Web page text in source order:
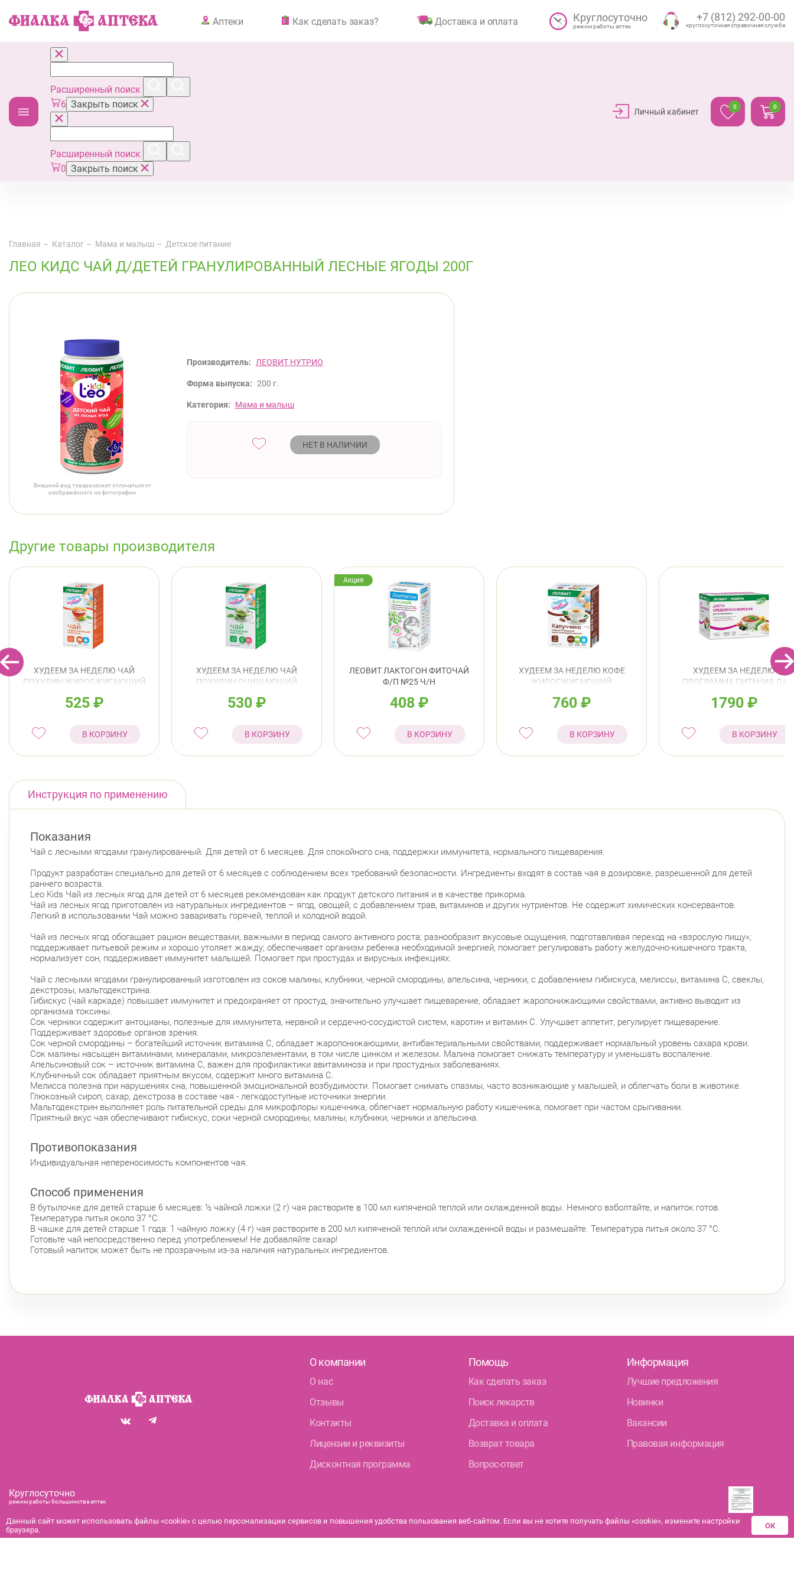
Аптеки Как сделать заказ? Доставка и оплата Круглосуточно
режим работы аптек
+7 (812) 292-00-00
круглосуточная справочная служба
Расширенный поиск
6 Закрыть поиск
Расширенный поиск
0 Закрыть поиск
Личный кабинет
0 0
Главная Каталог Мама и малыш Детское питание
ЛЕО КИДС ЧАЙ Д/ДЕТЕЙ ГРАНУЛИРОВАННЫЙ ЛЕСНЫЕ ЯГОДЫ 200Г
Внешний вид товара может отличаться от
изображённого на фотографии
Производитель: ЛЕОВИТ НУТРИО
Форма выпуска: 200 г.
Категория: Мама и малыш
НЕТ В НАЛИЧИИ
Другие товары производителя
ХУДЕЕМ ЗА НЕДЕЛЮ ЧАЙ
ПОХУДИН ЖИРОСЖИГАЮЩИЙ
525 ₽
В КОРЗИНУ
ХУДЕЕМ ЗА НЕДЕЛЮ ЧАЙ
ПОХУДИН ОЧИЩАЮЩИЙ
530 ₽
В КОРЗИНУ
Акция
ЛЕОВИТ ЛАКТОГОН ФИТОЧАЙ
Ф/П №25 Ч/Н
408 ₽
В КОРЗИНУ
ХУДЕЕМ ЗА НЕДЕЛЮ КОФЕ
ЖИРОСЖИГАЮЩИЙ
№7
760 ₽
В КОРЗИНУ
ХУДЕЕМ ЗА НЕДЕЛЮ
ПРОГРАММА ПИТАНИЯ Д/
СРЕДИЗЕМНОМОРСКОЕ
1790 ₽
В КОРЗИНУ
Инструкция по применению
Показания
Чай с лесными ягодами гранулированный. Для детей от 6 месяцев. Для спокойного сна, поддержки иммунитета, нормального пищеварения.
Продукт разработан специально для детей от 6 месяцев с соблюдением всех требований безопасности. Ингредиенты входят в состав чая в дозировке, разрешенной для детей
раннего возраста.
Leo Kids Чай из лесных ягод для детей от 6 месяцев рекомендован как продукт детского питания и в качестве прикорма.
Чай из лесных ягод приготовлен из натуральных ингредиентов – ягод, овощей, с добавлением трав, витаминов и других нутриентов. Не содержит химических консервантов.
Легкий в использовании Чай можно заваривать горячей, теплой и холодной водой.
Чай из лесных ягод обогащает рацион веществами, важными в период самого активного роста; разнообразит вкусовые ощущения, подготавливая переход на «взрослую пищу»;
поддерживает питьевой режим и хорошо утоляет жажду; обеспечивает организм ребенка необходимой энергией, помогает регулировать работу желудочно-кишечного тракта,
нормализует сон, поддерживает иммунитет малышей. Помогает при простудах и вирусных инфекциях.
Чай с лесными ягодами гранулированный изготовлен из соков малины, клубники, черной смородины, апельсина, черники, с добавлением гибискуса, мелиссы, витамина С, свеклы,
декстрозы, мальтодекстрина.
Гибискус (чай каркаде) повышает иммунитет и предохраняет от простуд, значительно улучшает пищеварение, обладает жаропонижающими свойствами, активно выводит из
организма токсины.
Сок черники содержит антоцианы, полезные для иммунитета, нервной и сердечно-сосудистой систем, каротин и витамин С. Улучшает аппетит, регулирует пищеварение.
Поддерживает здоровье органов зрения.
Сок черной смородины – богатейший источник витамина С, обладает жаропонижающими, антибактериальными свойствами, поддерживает нормальный уровень сахара крови.
Сок малины насыщен витаминами, минералами, микроэлементами, в том числе цинком и железом. Малина помогает снижать температуру и уменьшать воспаление.
Апельсиновый сок – источник витамина С, важен для профилактики авитаминоза и при простудных заболеваниях.
Клубничный сок обладает приятным вкусом, содержит много витамина С.
Мелисса полезна при нарушениях сна, повышенной эмоциональной возбудимости. Помогает снимать спазмы, часто возникающие у малышей, и облегчать боли в животике.
Глюкозный сироп, сахар, декстроза в составе чая - легкодоступные источники энергии.
Мальтодекстрин выполняет роль питательной среды для микрофлоры кишечника, облегчает нормальную работу кишечника, помогает при частом срыгивании.
Приятный вкус чая обеспечивают гибискус, соки черной смородины, малины, клубники, черники и апельсина.
Противопоказания
Индивидуальная непереносимость компонентов чая.
Способ применения
В бутылочке для детей старше 6 месяцев: ½ чайной ложки (2 г) чая растворите в 100 мл кипяченой теплой или охлажденной воды. Немного взболтайте, и напиток готов.
Температура питья около 37 °С.
В чашке для детей старше 1 года: 1 чайную ложку (4 г) чая растворите в 200 мл кипяченой теплой или охлажденной воды и размешайте. Температура питья около 37 °С.
Готовьте чай непосредственно перед употреблением! Не добавляйте сахар!
Готовый напиток может быть не прозрачным из-за наличия натуральных ингредиентов.
О компании
О нас
Отзывы
Контакты
Лицензии и реквизиты
Дисконтная программа
Помощь
Как сделать заказ
Поиск лекарств
Доставка и оплата
Возврат товара
Вопрос-ответ
Информация
Лучшие предложения
Новинки
Вакансии
Правовая информация
Круглосуточно
режим работы большинства аптек
+7 (812) 292-00-00
справочная служба с 9:00 до 21:00
Разрешения аптек-
партнеров на
Данный сайт может использовать файлы «cookie» с целью персонализации сервисов и повышения удобства пользования веб-сайтом. Если вы не хотите получать файлы «cookie», измените настройки
браузера.
ОК